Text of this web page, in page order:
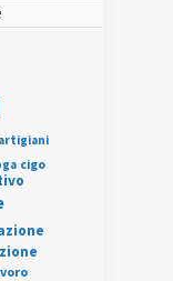
artigiani
cigo